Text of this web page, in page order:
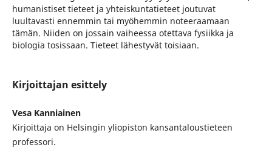
humanistiset tieteet ja yhteiskuntatieteet joutuvat
luultavasti ennemmin tai myöhemmin noteeraamaan
tämän. Niiden on jossain vaiheessa otettava fysiikka ja
biologia tosissaan. Tieteet lähestyvät toisiaan.
Kirjoittajan esittely
Vesa Kanniainen
Kirjoittaja on Helsingin yliopiston kansantaloustieteen
professori.